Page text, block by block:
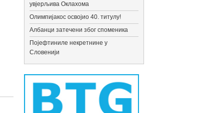
увјерљива Оклахома
Олимпијакос освојио 40. титулу!
Албанци затечени због споменика
Појефтиниле некретнине у
Словенији